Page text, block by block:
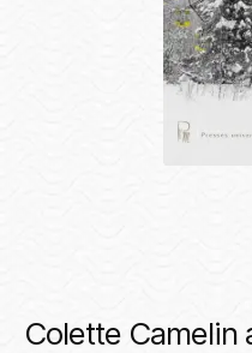
Colette Camelin